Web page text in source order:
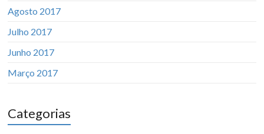
Agosto 2017
Julho 2017
Junho 2017
Março 2017
Categorias